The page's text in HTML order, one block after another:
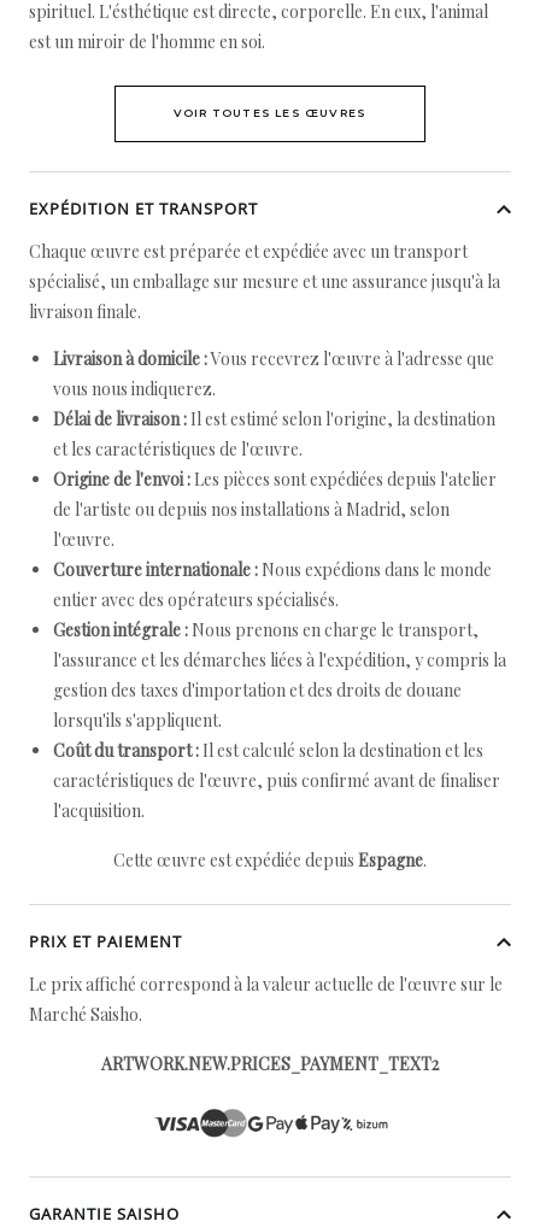
spirituel. L'ésthétique est directe, corporelle. En eux, l'animal
est un miroir de l'homme en soi.
VOIR TOUTES LES ŒUVRES
EXPÉDITION ET TRANSPORT
Chaque œuvre est préparée et expédiée avec un transport
spécialisé, un emballage sur mesure et une assurance jusqu'à la
livraison finale.
Livraison à domicile :Vous recevrez l'œuvre à l'adresse que
vous nous indiquerez.
Délai de livraison : Il est estimé selon l'origine, la destination
et les caractéristiques de l'œuvre.
Origine de l'envoi : Les pièces sont expédiées depuis l'atelier
de l'artiste ou depuis nos installations à Madrid, selon
l'œuvre.
Couverture internationale : Nous expédions dans le monde
entier avec des opérateurs spécialisés.
Gestion intégrale : Nous prenons en charge le transport,
l'assurance et les démarches liées à l'expédition, y compris la
gestion des taxes d'importation et des droits de douane
lorsqu'ils s'appliquent.
Coût du transport : Il est calculé selon la destination et les
caractéristiques de l'œuvre, puis confirmé avant de finaliser
l'acquisition.
Cette œuvre est expédiée depuis Espagne.
PRIX ET PAIEMENT
Le prix affiché correspond à la valeur actuelle de l'œuvre sur le
Marché Saisho.
ARTWORK.NEW.PRICES_PAYMENT_TEXT2
GARANTIE SAISHO